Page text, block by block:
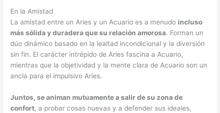
En la Amistad
La amistad entre un Aries y un Acuario es a menudo incluso
más sólida y duradera que su relación amorosa. Forman un
dúo dinámico basado en la lealtad incondicional y la diversión
sin fin. El carácter intrépido de Aries fascina a Acuario,
mientras que la objetividad y la mente clara de Acuario son un
ancla para el impulsivo Aries.
Juntos, se animan mutuamente a salir de su zona de
confort, a probar cosas nuevas y a defender sus ideales,